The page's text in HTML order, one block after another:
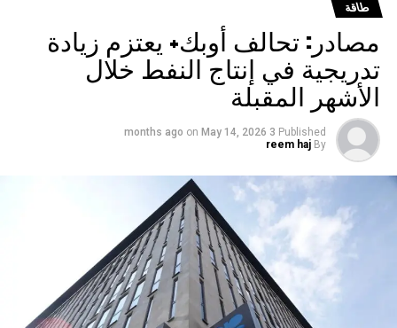
طاقة
مصادر: تحالف أوبك+ يعتزم زيادة
تدريجية في إنتاج النفط خلال
الأشهر المقبلة
Published
3 months ago
on May 14, 2026
By
reem haj